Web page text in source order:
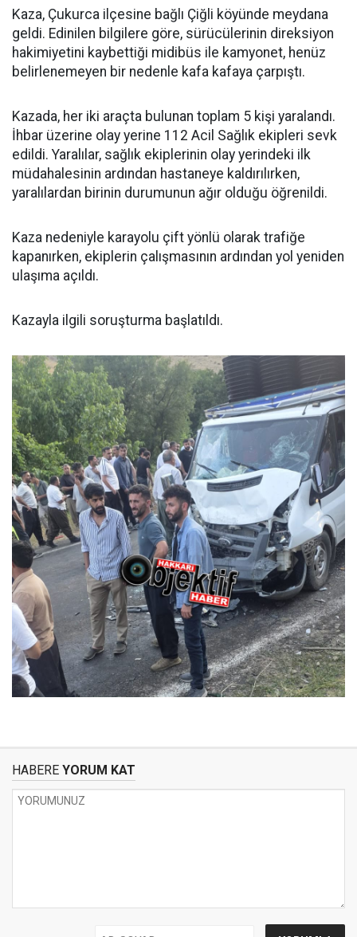
Kaza, Çukurca ilçesine bağlı Çiğli köyünde meydana
geldi. Edinilen bilgilere göre, sürücülerinin direksiyon
hakimiyetini kaybettiği midibüs ile kamyonet, henüz
belirlenemeyen bir nedenle kafa kafaya çarpıştı.
Kazada, her iki araçta bulunan toplam 5 kişi yaralandı.
İhbar üzerine olay yerine 112 Acil Sağlık ekipleri sevk
edildi. Yaralılar, sağlık ekiplerinin olay yerindeki ilk
müdahalesinin ardından hastaneye kaldırılırken,
yaralılardan birinin durumunun ağır olduğu öğrenildi.
Kaza nedeniyle karayolu çift yönlü olarak trafiğe
kapanırken, ekiplerin çalışmasının ardından yol yeniden
ulaşıma açıldı.
Kazayla ilgili soruşturma başlatıldı.
HABERE YORUM KAT